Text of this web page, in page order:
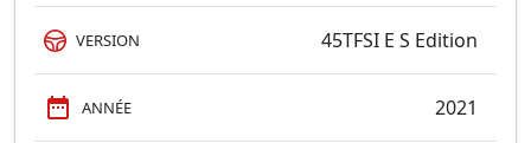
VERSION 45TFSI E S Edition
ANNÉE 2021